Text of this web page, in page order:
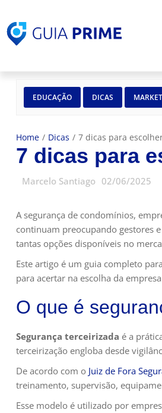
EDUCAÇÃO DICAS
Home / Dicas / 7 dicas para
7 dicas para
Marcelo Santiago 02/06/2025
A segurança de condomínios,
continuam preocupando gestores
tantas opções disponíveis no
Este artigo é um guia completo
para acertar na escolha da
O que é
Segurança terceirizada é a
terceirização engloba desde
De acordo com o Juiz de Fora
treinamento, supervisão,
Esse modelo é utilizado por